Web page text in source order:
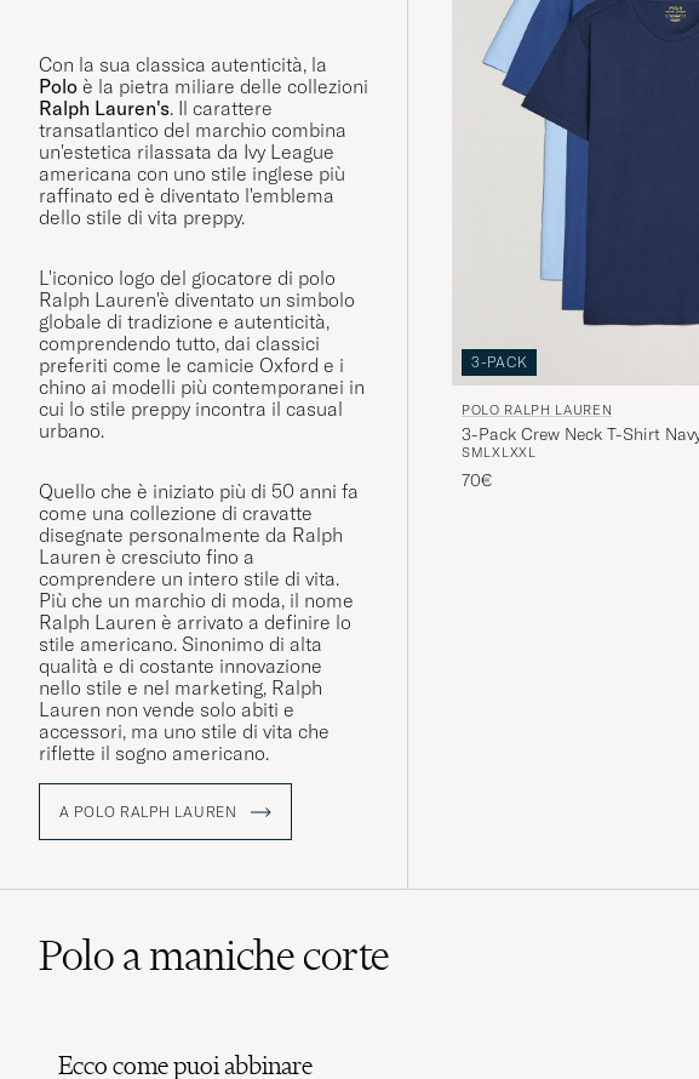
Con la sua classica autenticità, la
Polo è la pietra miliare delle collezioni
Ralph Lauren's. Il carattere
transatlantico del marchio combina
un'estetica rilassata da Ivy League
americana con uno stile inglese più
raffinato ed è diventato l'emblema
dello stile di vita preppy.
L'iconico logo del giocatore di polo
Ralph Lauren'è diventato un simbolo
globale di tradizione e autenticità,
comprendendo tutto, dai classici
preferiti come le camicie Oxford e i
chino ai modelli più contemporanei in
cui lo stile preppy incontra il casual
urbano.
Quello che è iniziato più di 50 anni fa
come una collezione di cravatte
disegnate personalmente da Ralph
Lauren è cresciuto fino a
comprendere un intero stile di vita.
Più che un marchio di moda, il nome
Ralph Lauren è arrivato a definire lo
stile americano. Sinonimo di alta
qualità e di costante innovazione
nello stile e nel marketing, Ralph
Lauren non vende solo abiti e
accessori, ma uno stile di vita che
riflette il sogno americano.
A POLO RALPH LAUREN
3-PACK
POLO RALPH LAUREN
3-Pack Crew Neck T-Shirt
Blue
SMLXLXXL
70€
Polo a maniche corte
Ecco come puoi abbinare